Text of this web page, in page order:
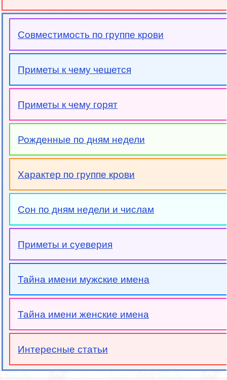
Совместимость по группе крови
Приметы к чему чешется
Приметы к чему горят
Рожденные по дням недели
Характер по группе крови
Сон по дням недели и числам
Приметы и суеверия
Тайна имени мужские имена
Тайна имени женские имена
Интересные статьи